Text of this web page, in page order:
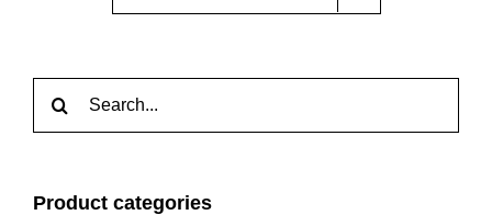
Product categories